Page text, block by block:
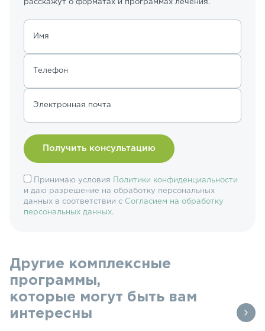
расскажут о форматах и программах лечения.
Имя
Телефон
Электронная почта
Принимаю условия
Политики конфиденциальности
и даю разрешение на обработку персональных
данных в соответствии с Согласием на обработку
персональных данных.
Другие комплексные
программы,
которые могут быть вам
интересны